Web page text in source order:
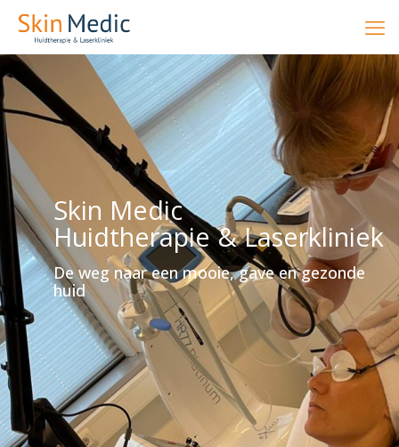
Skin Medic
Huidtherapie & Laserkliniek
De weg naar een mooie, gave en gezonde
huid